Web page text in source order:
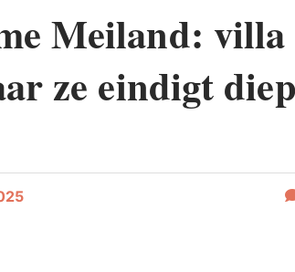
Meiland: villa
ze eindigt